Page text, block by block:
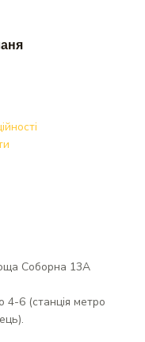
Соборна 13А
4-6 (станція метро